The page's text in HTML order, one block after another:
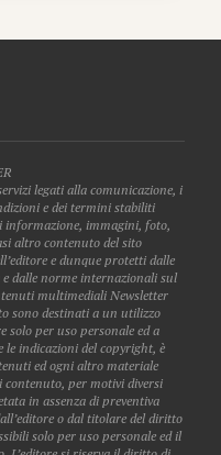
legati alla comunicazione, i
e dei termini stabiliti
informazione, immagini, foto,
altro contenuto del sito
e dunque protetti dalle
dalle norme internazionali sul
multimediali Newsletter
sono destinati a un utilizzo
solo per uso personale ed a
indicazioni del copyright, è
ed ogni altro materiale
contenuto, per motivi diversi
in assenza di preventiva
o dal titolare del diritto
solo per uso personale ed il